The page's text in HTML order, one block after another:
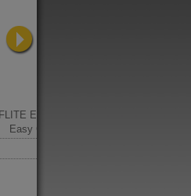
Easy Glider.